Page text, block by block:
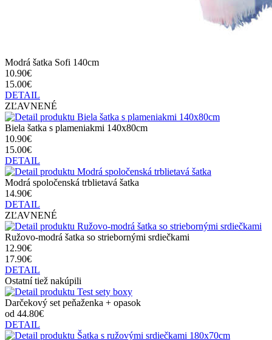
Modrá šatka Sofi 140cm
10.90€
15.00€
DETAIL
ZĽAVNENÉ
Biela šatka s plameniakmi 140x80cm
10.90€
15.00€
DETAIL
Modrá spoločenská trblietavá šatka
14.90€
DETAIL
ZĽAVNENÉ
Ružovo-modrá šatka so striebornými srdiečkami
12.90€
17.90€
DETAIL
Ostatní tiež nakúpili
Darčekový set peňaženka + opasok
od 44.80€
DETAIL